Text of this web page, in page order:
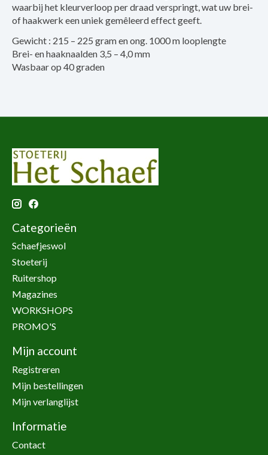
waarbij het kleurverloop per draad verspringt, wat uw brei-
of haakwerk een uniek gemêleerd effect geeft.
Gewicht : 215 – 225 gram en ong. 1000 m looplengte
Brei- en haaknaalden 3,5 – 4,0 mm
Wasbaar op 40 graden
Categorieën
Schaefjeswol
Stoeterij
Ruitershop
Magazines
WORKSHOPS
PROMO'S
Mijn account
Registreren
Mijn bestellingen
Mijn verlanglijst
Informatie
Contact